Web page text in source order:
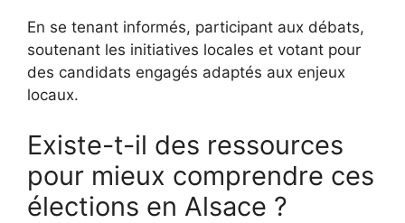
En se tenant informés, participant aux débats,
soutenant les initiatives locales et votant pour
des candidats engagés adaptés aux enjeux
locaux.
Existe-t-il des ressources
pour mieux comprendre ces
élections en Alsace ?